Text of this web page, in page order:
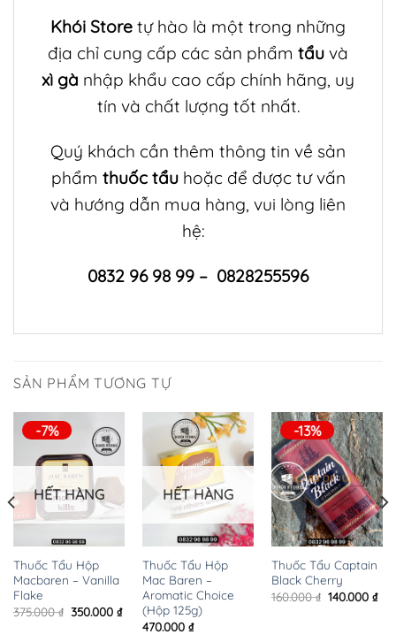
Khói Store tự hào là một trong những
địa chỉ cung cấp các sản phẩm tẩu và
xì gà nhập khẩu cao cấp chính hãng, uy
tín và chất lượng tốt nhất.
Quý khách cần thêm thông tin về sản
phẩm thuốc tẩu hoặc để được tư vấn
và hướng dẫn mua hàng, vui lòng liên
hệ:
0832 96 98 99 – 0828255596
SẢN PHẨM TƯƠNG TỰ
-7%
HẾT HÀNG
Thuốc Tẩu Hộp
Macbaren – Vanilla
Flake
375.000₫ Giá
gốc
350.000 ₫Giá
hiện
HẾT HÀNG
Thuốc Tẩu Hộp
Mac Baren –
Aromatic Choice
(Hộp 125g)
470.000 ₫
-13%
Thuốc Tẩu Captain
Black Cherry
160.000₫ Giá
140.000 ₫Giá